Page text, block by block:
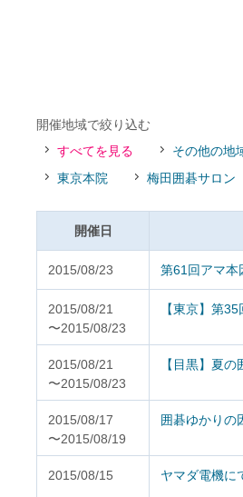
開催地域で絞り込む
すべてを見る
その他の地
東京本院
梅田囲碁サロン
開催日
2015/08/23 第61回アマ本
2015/08/21
〜2015/08/23
【東京】第
2015/08/21
〜2015/08/23
【目黒】夏の
2015/08/17
〜2015/08/19
囲碁ゆかりの
2015/08/15 ヤマダ電機に